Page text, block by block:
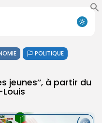
POLITIQUE
jeunes’’, à partir du